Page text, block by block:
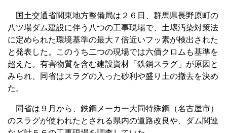
国土交通省関東地方整備局は２６日、群馬県長野原町の
八ツ場ダム建設に伴う八つの工事現場で、土壌汚染対策法
に定められた環境基準の最大７倍近いフッ素が検出された
と発表した。このうち二つの現場では六価クロムも基準を
超えた。有害物質を含む建設資材「鉄鋼スラグ」が原因と
みられ、同省はスラグの入った砂利や盛り土の撤去を決め
た。
同省は９月から、鉄鋼メーカー大同特殊鋼（名古屋市）
のスラグが使われたとされる県内の道路改良や、ダム関連